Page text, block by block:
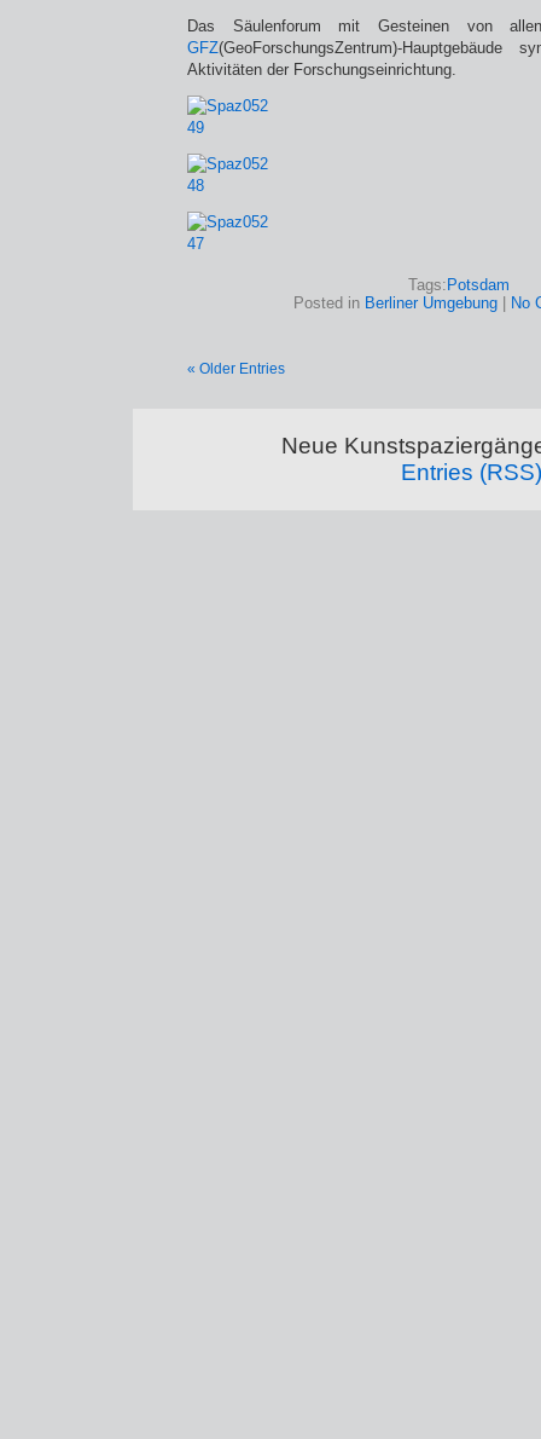
Das Säulenforum mit Gesteinen von
GFZ(GeoForschungsZentrum)-Hauptgebäude
Aktivitäten der Forschungseinrichtung.
Tags: Potsdam
Posted in Berliner Umgebung No
« Older Entries
Neue
Entries (RSS)